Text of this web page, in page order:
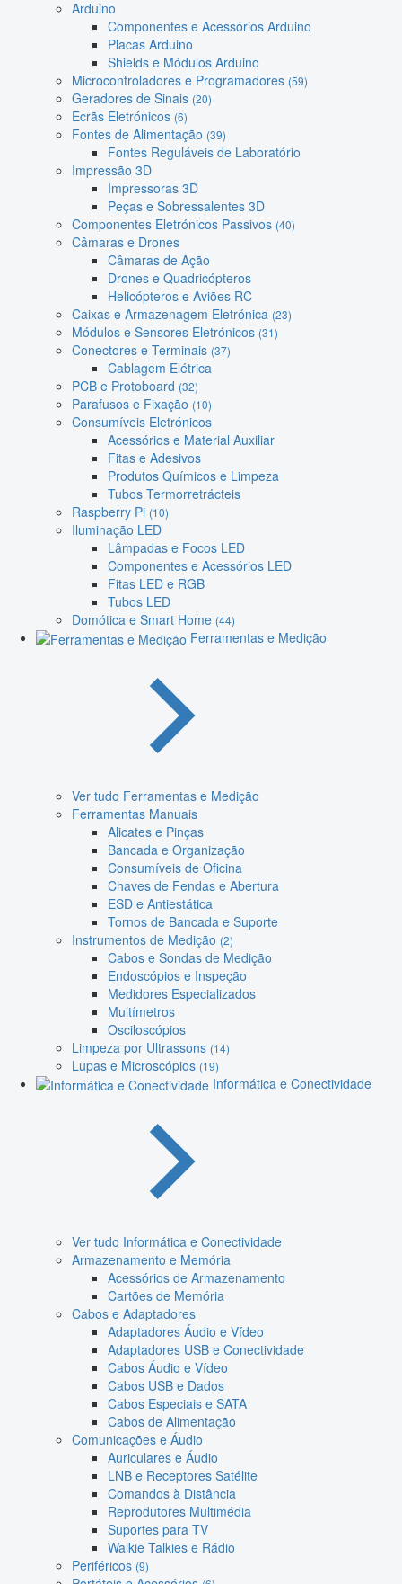
Arduino
Componentes e Acessórios Arduino
Placas Arduino
Shields e Módulos Arduino
Microcontroladores e Programadores (59)
Geradores de Sinais (20)
Ecrãs Eletrónicos (6)
Fontes de Alimentação (39)
Fontes Reguláveis de Laboratório
Impressão 3D
Impressoras 3D
Peças e Sobressalentes 3D
Componentes Eletrónicos Passivos (40)
Câmaras e Drones
Câmaras de Ação
Drones e Quadricópteros
Helicópteros e Aviões RC
Caixas e Armazenagem Eletrónica (23)
Módulos e Sensores Eletrónicos (31)
Conectores e Terminais (37)
Cablagem Elétrica
PCB e Protoboard (32)
Parafusos e Fixação (10)
Consumíveis Eletrónicos
Acessórios e Material Auxiliar
Fitas e Adesivos
Produtos Químicos e Limpeza
Tubos Termorretrácteis
Raspberry Pi (10)
Iluminação LED
Lâmpadas e Focos LED
Componentes e Acessórios LED
Fitas LED e RGB
Tubos LED
Domótica e Smart Home (44)
Ferramentas e Medição
Ver tudo Ferramentas e Medição
Ferramentas Manuais
Alicates e Pinças
Bancada e Organização
Consumíveis de Oficina
Chaves de Fendas e Abertura
ESD e Antiestática
Tornos de Bancada e Suporte
Instrumentos de Medição (2)
Cabos e Sondas de Medição
Endoscópios e Inspeção
Medidores Especializados
Multímetros
Osciloscópios
Limpeza por Ultrassons (14)
Lupas e Microscópios (19)
Informática e Conectividade
Ver tudo Informática e Conectividade
Armazenamento e Memória
Acessórios de Armazenamento
Cartões de Memória
Cabos e Adaptadores
Adaptadores Áudio e Vídeo
Adaptadores USB e Conectividade
Cabos Áudio e Vídeo
Cabos USB e Dados
Cabos Especiais e SATA
Cabos de Alimentação
Comunicações e Áudio
Auriculares e Áudio
LNB e Receptores Satélite
Comandos à Distância
Reprodutores Multimédia
Suportes para TV
Walkie Talkies e Rádio
Periféricos (9)